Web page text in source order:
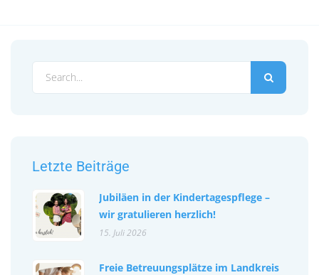
Letzte Beiträge
Jubiläen in der Kindertagespflege –
wir gratulieren herzlich!
15. Juli 2026
Freie Betreuungsplätze im Landkreis